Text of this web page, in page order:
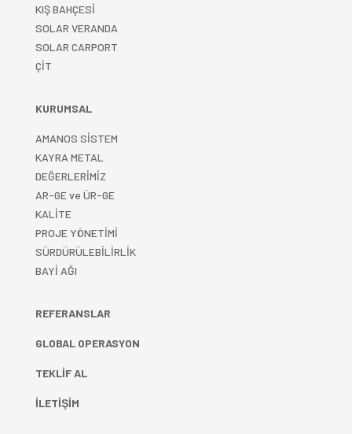
KIŞ BAHÇESİ
SOLAR VERANDA
SOLAR CARPORT
ÇİT
KURUMSAL
AMANOS SİSTEM
KAYRA METAL
DEĞERLERİMİZ
AR-GE ve ÜR-GE
KALİTE
PROJE YÖNETİMİ
SÜRDÜRÜLEBİLİRLİK
BAYİ AĞI
REFERANSLAR
GLOBAL OPERASYON
TEKLİF AL
İLETİŞİM